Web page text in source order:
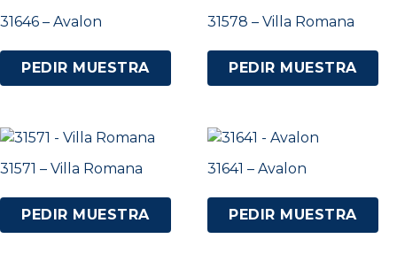
31646 – Avalon
PEDIR MUESTRA
31578 – Villa Romana
PEDIR MUESTRA
31571 – Villa Romana
PEDIR MUESTRA
31641 – Avalon
PEDIR MUESTRA